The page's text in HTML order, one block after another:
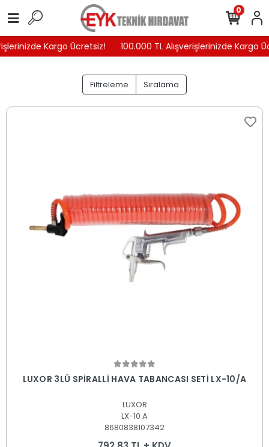
Kargo Ücretsiz! 100.000 TL Alışverişlerinizde Kargo
0
Filtreleme Sıralama
Sepete Ekle
LUXOR 3LÜ SPİRALLİ HAVA TABANCASI SETİ LX-10/A
LUXOR
LX-10 A
8680838107342